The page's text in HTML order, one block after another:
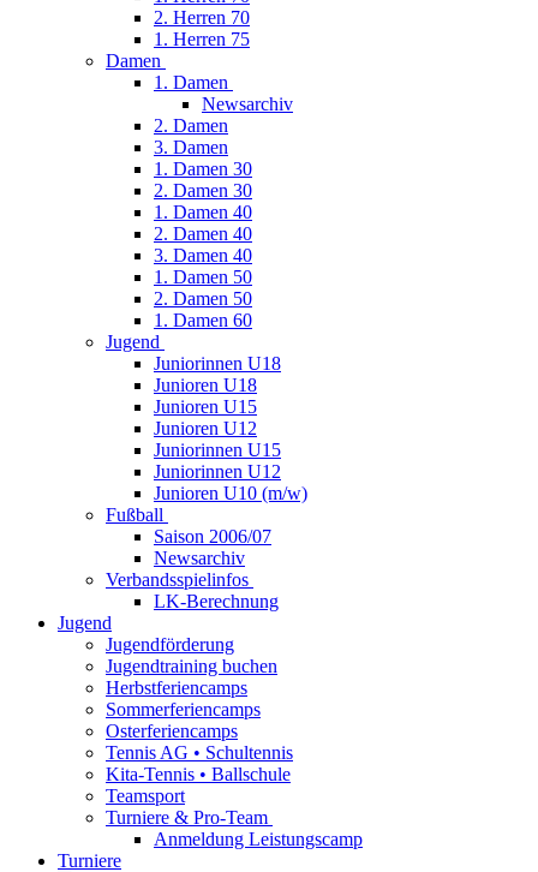
2. Herren 70
1. Herren 75
Damen
1. Damen
Newsarchiv
2. Damen
3. Damen
1. Damen 30
2. Damen 30
1. Damen 40
2. Damen 40
3. Damen 40
1. Damen 50
2. Damen 50
1. Damen 60
Jugend
Juniorinnen U18
Junioren U18
Junioren U15
Junioren U12
Juniorinnen U15
Juniorinnen U12
Junioren U10 (m/w)
Fußball
Saison 2006/07
Newsarchiv
Verbandsspielinfos
LK-Berechnung
Jugend
Jugendförderung
Jugendtraining buchen
Herbstferiencamps
Sommerferiencamps
Osterferiencamps
Tennis AG • Schultennis
Kita-Tennis • Ballschule
Teamsport
Turniere & Pro-Team
Anmeldung Leistungscamp
Turniere